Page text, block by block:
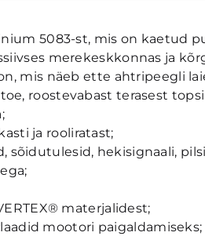
5083-st, mis on kaetud
merekeskkonnas ja
mis näeb ette ahtripeegli
roostevabast terasest
ja rooliratast;
hekisignaali,
materjalidest;
mootori paigaldamiseks;